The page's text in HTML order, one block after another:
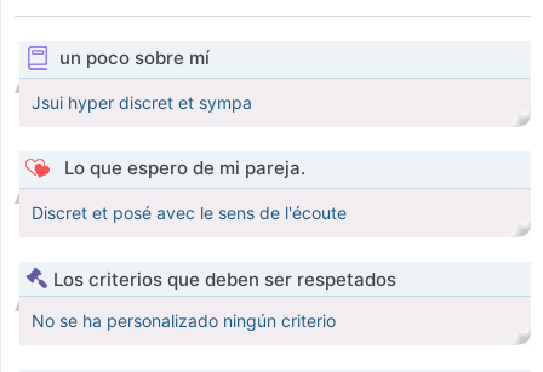
un poco sobre mí
Jsui hyper discret et sympa
Lo que espero de mi pareja.
Discret et posé avec le sens de l'écoute
Los criterios que deben ser respetados
No se ha personalizado ningún criterio